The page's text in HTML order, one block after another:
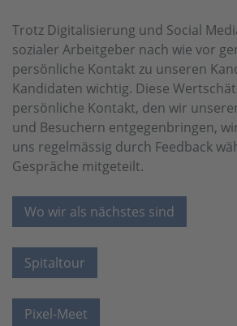
Trotz Digitalisierung und Social
sozialer Arbeitgeber nach wie vor
persönliche Kontakt zu unseren
Kandidaten wichtig. Diese
persönliche Kontakt, den wir
und Besuchern entgegenbringen,
uns regelmässig durch Feedback
Gespräche mitgeteilt.​
Wo wir als nächstes sind
Spitaltour
Pixel-Meet